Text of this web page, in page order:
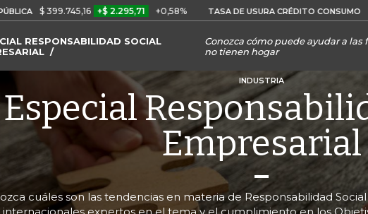
+$ 2.295,71 +0,58% TASA DE USURA CRÉDITO CONSUMO 29,66%
RESPONSABILIDAD SOCIAL
Conozca cómo puede ayudar a
no tienen hogar
INDUSTRIA
Especial
Empresarial
cuáles son las tendencias en materia de Responsabilidad